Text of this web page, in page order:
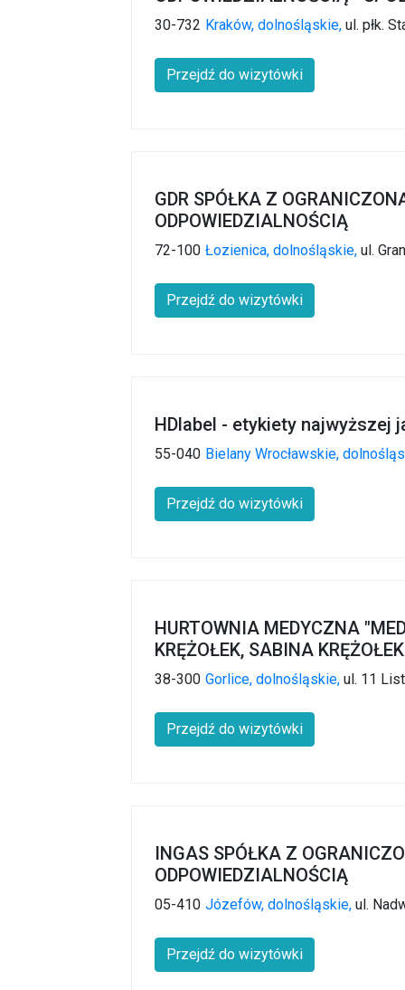
30-732 Kraków, dolnośląskie, ul. płk.
Przejdź do wizytówki
GDR SPÓŁKA Z
ODPOWIEDZIALNOŚCIĄ
72-100 Łozienica, dolnośląskie, ul.
Przejdź do wizytówki
HDlabel - etykiety najwyższej
55-040 Bielany Wrocławskie,
Przejdź do wizytówki
HURTOWNIA MEDYCZNA
KRĘŻOŁEK, SABINA KRĘŻOŁEK
38-300 Gorlice, dolnośląskie, ul. 11
Przejdź do wizytówki
INGAS SPÓŁKA Z
ODPOWIEDZIALNOŚCIĄ
05-410 Józefów, dolnośląskie, ul.
Przejdź do wizytówki